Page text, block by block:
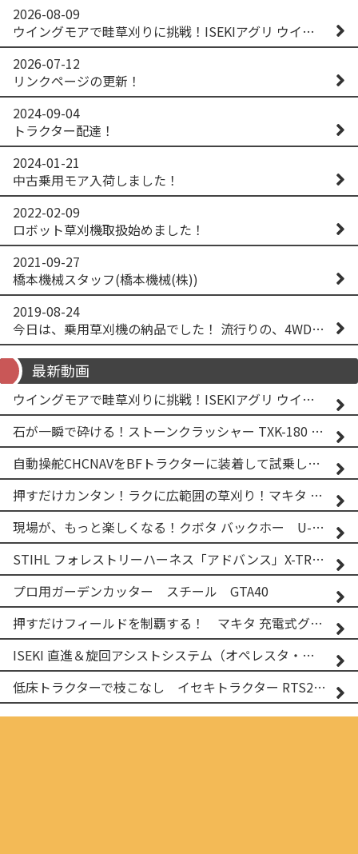
2026-08-09
ウイングモアで畦草刈りに挑戦！ISEKIアグリ ウイングモア WM746AF
2026-07-12
リンクページの更新！
2024-09-04
トラクター配達！
2024-01-21
中古乗用モア入荷しました！
2022-02-09
ロボット草刈機取扱始めました！
2021-09-27
橋本機械スタッフ(橋本機械(株))
2019-08-24
今日は、乗用草刈機の納品でした！ 流行りの、4WD！ #イセキアグリ #オーレック #四駆 #増税間近
最新動画
ウイングモアで畦草刈りに挑戦！ISEKIアグリ ウイングモア WM746AF
石が一瞬で砕ける！ストーンクラッシャー TXK-180 実演
自動操舵CHCNAVをBFトラクターに装着して試乗してみた！！ CHCNAV NX610
押すだけカンタン！ラクに広範囲の草刈り！マキタ バッテリー式草刈り機 MUG001G 2
現場が、もっと楽しくなる！クボタ バックホー U-25-3A
STIHL フォレストリーハーネス「アドバンス」X-TREEm
プロ用ガーデンカッター スチール GTA40
押すだけフィールドを制覇する！ マキタ 充電式グランドトリマー MUG001G
ISEKI 直進＆旋回アシストシステム（オペレスタ・ターン）搭載 イセキ 乗用田植機 PRJ8D-ZJL
低床トラクターで枝こなし イセキトラクター RTS205NS & フレールモア FNC1202F